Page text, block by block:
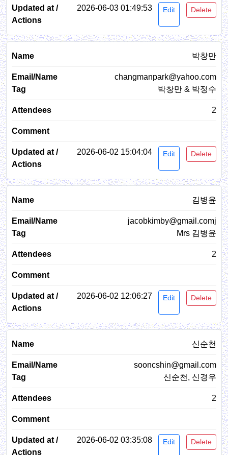
2026-06-03 01:49:53 Edit Delete
박창만
changmanpark@yahoo.com
박창만 & 박정수
2
2026-06-02 15:04:04 Edit Delete
김병윤
jacobkimby@gmail.comj
Mrs 김병윤
2
2026-06-02 12:06:27 Edit Delete
신순천
sooncshin@gmail.com
신순천, 신경우
2
2026-06-02 03:35:08 Edit Delete